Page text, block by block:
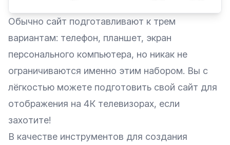
Обычно сайт подготавливают к трем
вариантам: телефон, планшет, экран
персонального компьютера, но никак не
ограничиваются именно этим набором. Вы с
лёгкостью можете подготовить свой сайт для
отображения на 4К телевизорах, если
захотите!
В качестве инструментов для создания